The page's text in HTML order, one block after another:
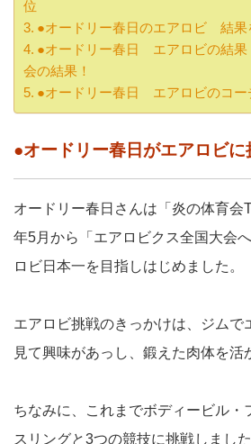
位
●オードリー春日のエアロビ 結果
●オードリー春日 エアロビの結
会の結果！
●オードリー春日 エアロビのコー
●オードリー春日がエアロビに
オードリー春日さんは「炎の体育会
年5月から「エアロビクス全国大会
ロビ日本一を目指しはじめました。
エアロビ挑戦のきっかけは、ジムで
見て興味があっし、鍛えた肉体を活
ちなみに、これまでボディービル・
スリングと3つの競技に挑戦しまし